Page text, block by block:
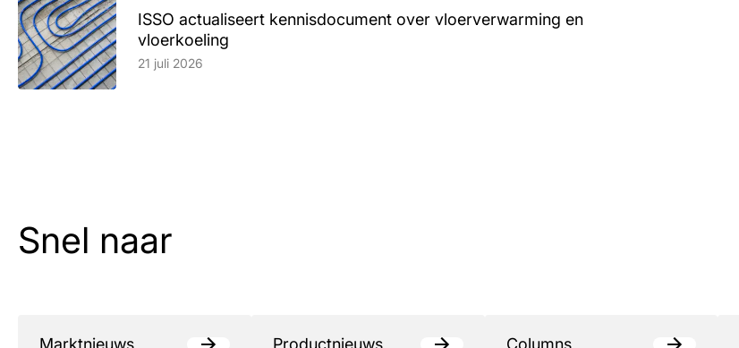
ISSO actualiseert kennisdocument over vloerverwarming en
vloerkoeling
Lees artikel
21 juli 2026
Snel naar
Marktnieuws Productnieuws Columns